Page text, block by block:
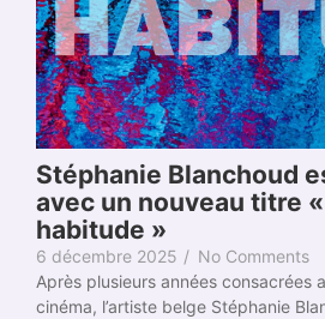
Stéphanie Blanchoud
avec un nouveau titre
habitude »
6 décembre 2025 / No Comments
Après plusieurs années consacrées
cinéma, l’artiste belge Stéphanie